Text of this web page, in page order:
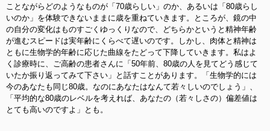
ことながらどのようなものが「70歳らしい」のか、あるいは「80歳らし
いのか」を体験できないままに歳を重ねていきます。ところが、鏡の中
の自分の変化はものすごくゆっくりなので、どちらかというと精神年齢
が進むスピードは実年齢にくらべて遅いのです。しかし、肉体と精神は
ともに生物学的年齢に応じた曲線をたどって下降していきます。私はよ
く診療時に、ご高齢の患者さんに「50年前、80歳の人を見てどう感じて
いたか振り返ってみて下さい」と話すことがあります。「生物学的には
今のあなたも同じ80歳。なのにあなたはなんて若々しいのでしょう」、
「平均的な80歳のレベルを考えれば、あなたの（若々しさの）偏差値は
とても高いのですよ」とも。